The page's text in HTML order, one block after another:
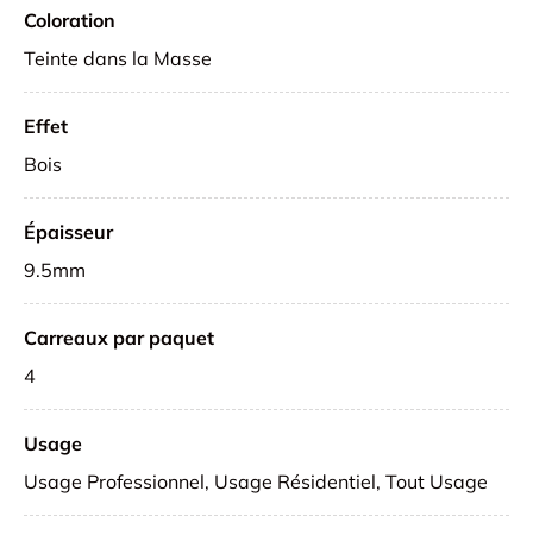
Coloration
Teinte dans la Masse
Effet
Bois
Épaisseur
9.5mm
Carreaux par paquet
4
Usage
Usage Professionnel, Usage Résidentiel, Tout Usage